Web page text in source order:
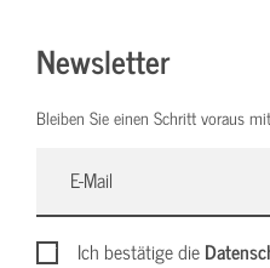
Newsletter
Bleiben Sie einen Schritt voraus
Ich bestätige die